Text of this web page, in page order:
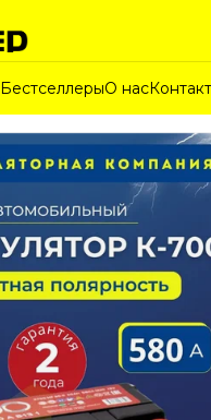
БестселлерыО нас